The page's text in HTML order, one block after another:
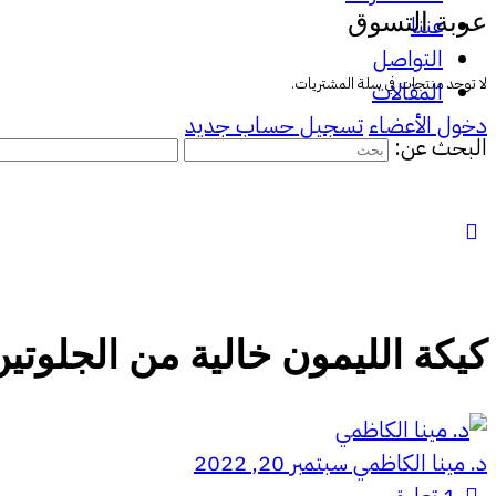
عربة التسوق
لا توجد منتجات في سلة المشتريات.
دخول الأعضاء تسجيل حساب جديد
عننا
التواصل
المقالات
البحث عن:
كيكة الليمون خالية من
د. مينا الكاظمي سبتمبر 20, 2022